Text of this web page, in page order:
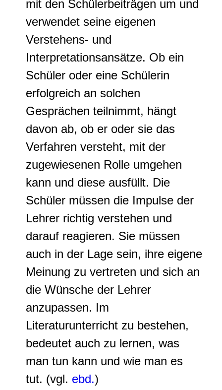
mit den Schülerbeiträgen um und
verwendet seine eigenen
Verstehens- und
Interpretationsansätze. Ob ein
Schüler oder eine Schülerin
erfolgreich an solchen
Gesprächen teilnimmt, hängt
davon ab, ob er oder sie das
Verfahren versteht, mit der
zugewiesenen Rolle umgehen
kann und diese ausfüllt. Die
Schüler müssen die Impulse der
Lehrer richtig verstehen und
darauf reagieren. Sie müssen
auch in der Lage sein, ihre eigene
Meinung zu vertreten und sich an
die Wünsche der Lehrer
anzupassen. Im
Literaturunterricht zu bestehen,
bedeutet auch zu lernen, was
man tun kann und wie man es
tut. (vgl. ebd.)